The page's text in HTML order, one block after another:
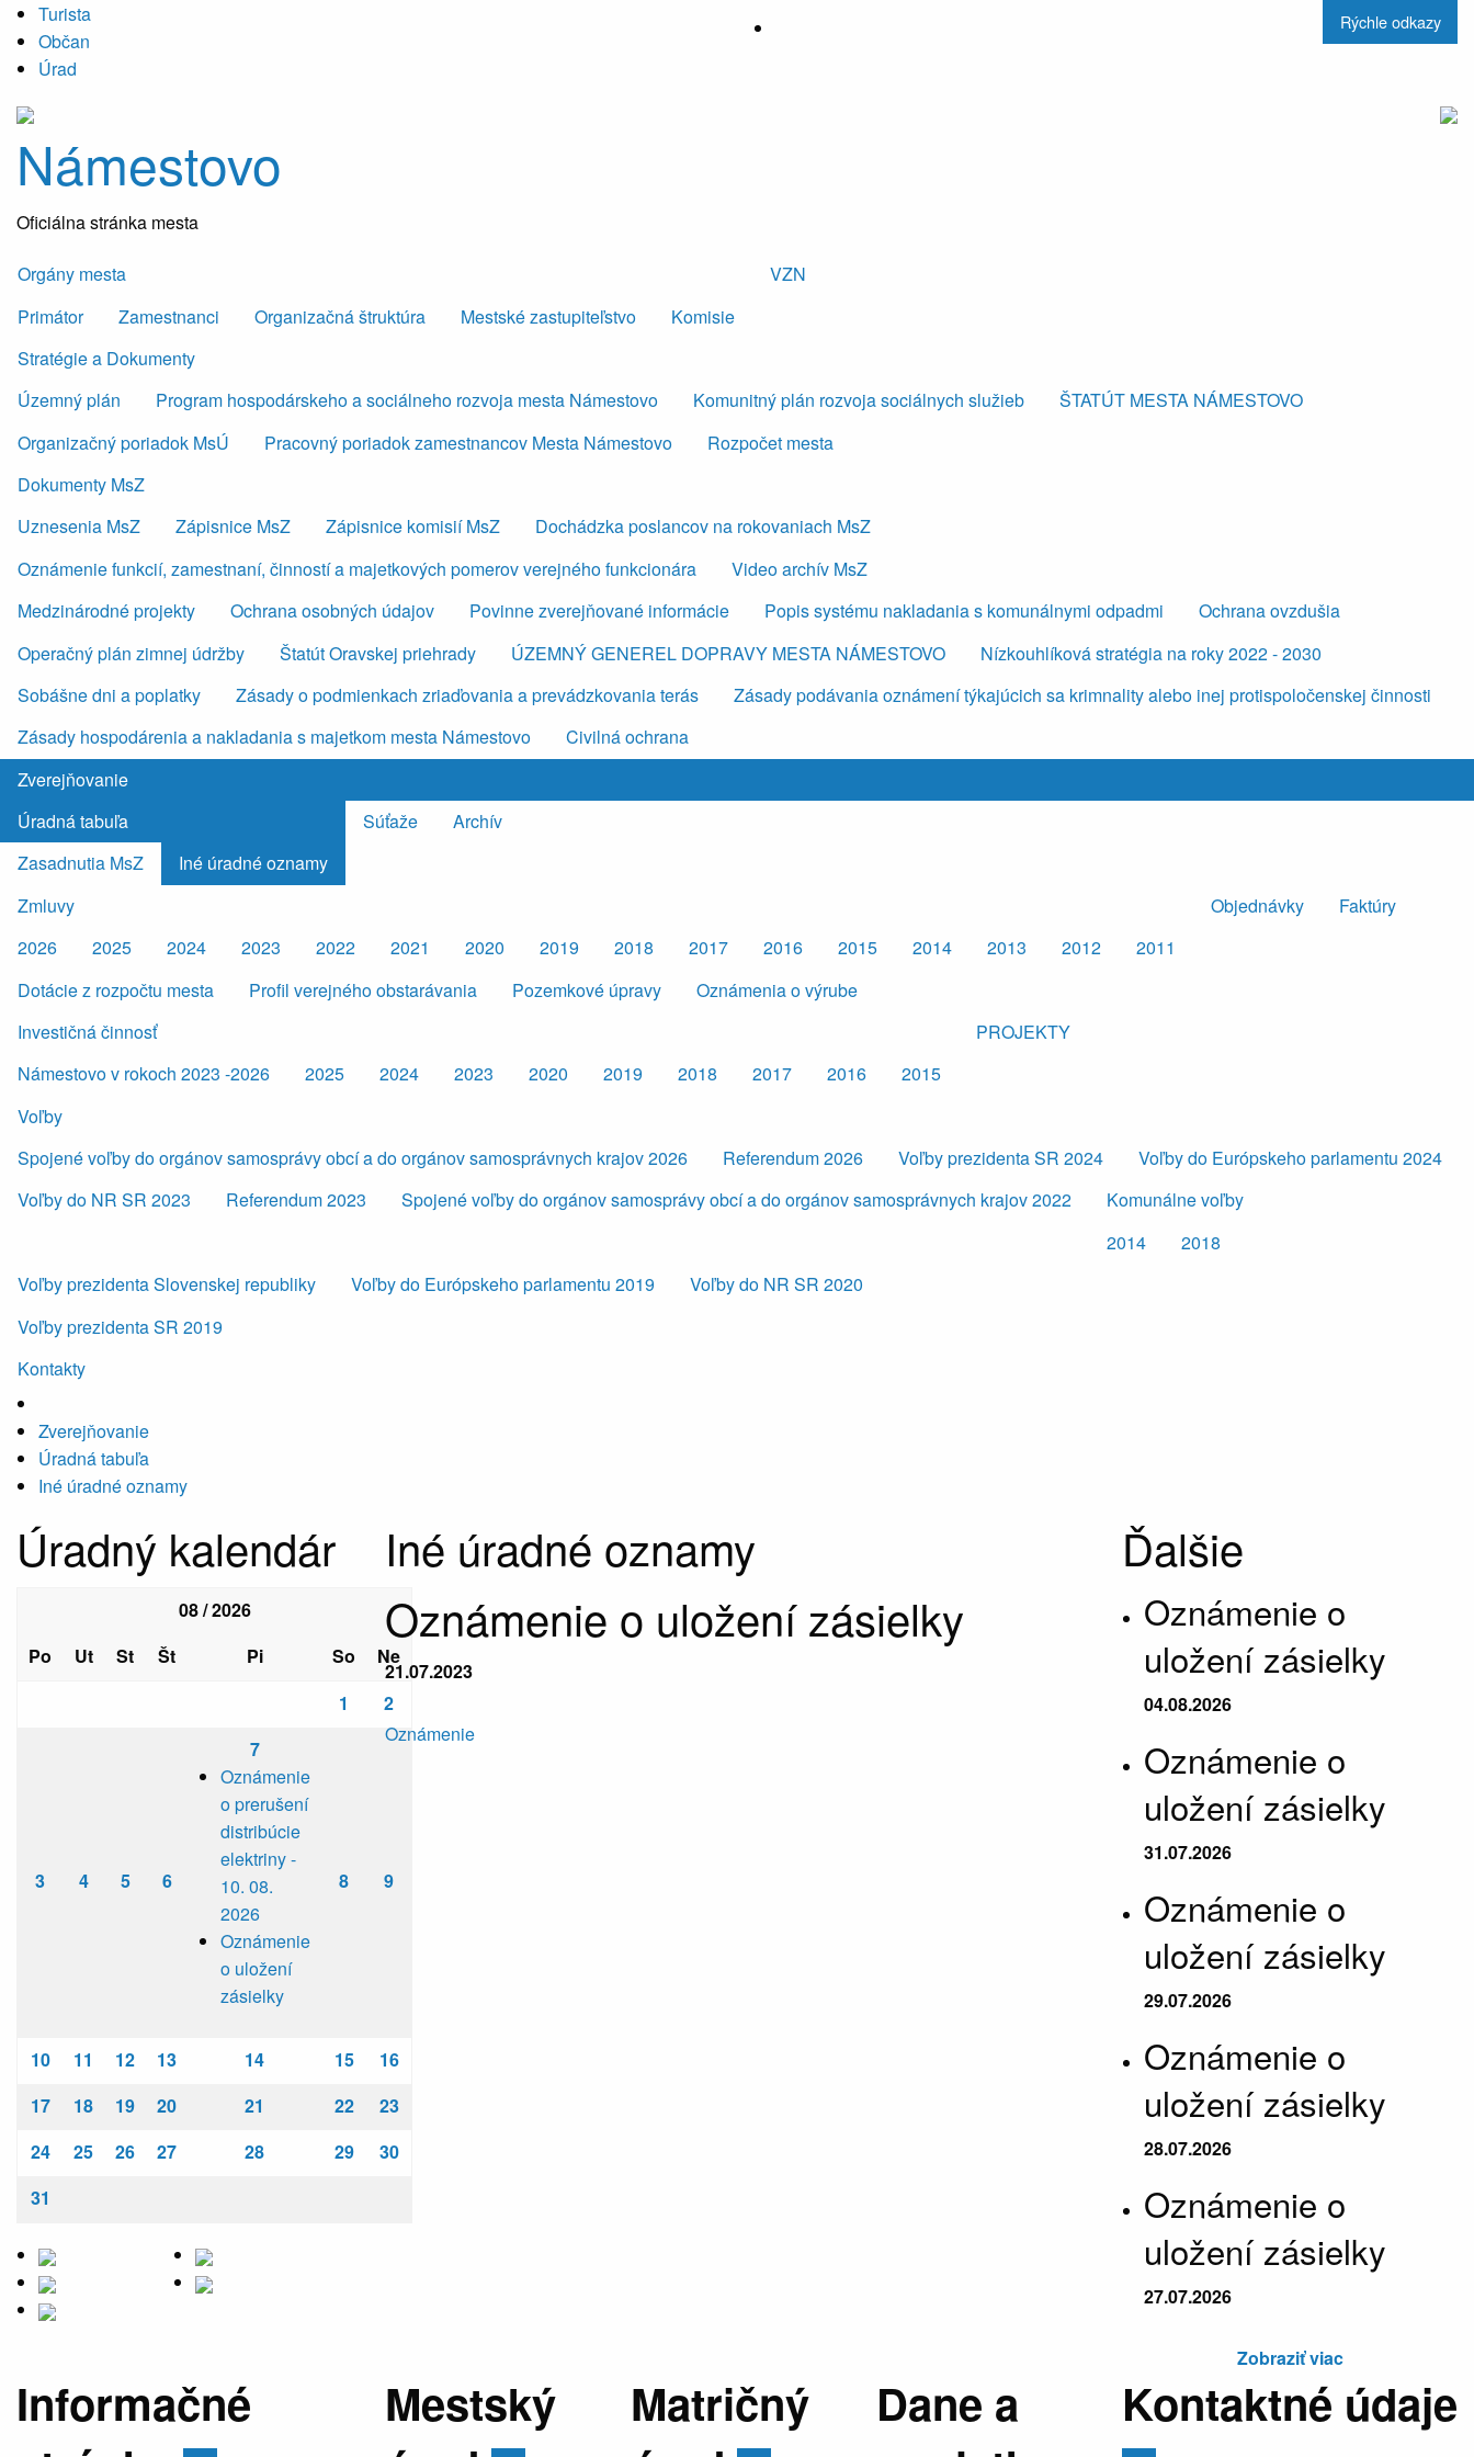
Turista
Občan
Úrad
Rýchle odkazy
Námestovo
Oficiálna stránka mesta
Orgány mesta
Primátor
Zamestnanci Organizačná štruktúra Mestské zastupiteľstvo Komisie
VZN
Stratégie a Dokumenty
Územný plán
Program hospodárskeho a sociálneho rozvoja mesta Námestovo Komunitný plán rozvoja sociálnych služieb
ŠTATÚT MESTA NÁMESTOVO
Organizačný poriadok MsÚ
Pracovný poriadok zamestnancov Mesta Námestovo
Rozpočet mesta
Dokumenty MsZ
Uznesenia MsZ
Zápisnice MsZ Zápisnice komisií MsZ
Dochádzka poslancov na rokovaniach MsZ
Oznámenie funkcií, zamestnaní, činností a majetkových pomerov verejného funkcionára
Video archív MsZ
Medzinárodné projekty
Ochrana osobných údajov Povinne zverejňované informácie Popis systému nakladania s komunálnymi odpadmi
Ochrana ovzdušia
Operačný plán zimnej údržby
Štatút Oravskej priehrady ÚZEMNÝ GENEREL DOPRAVY MESTA NÁMESTOVO
Nízkouhlíková stratégia na roky 2022 - 2030
Sobášne dni a poplatky
Zásady o podmienkach zriaďovania a prevádzkovania terás
Zásady podávania oznámení týkajúcich sa krimnality alebo inej protispoločenskej činnosti
Zásady hospodárenia a nakladania s majetkom mesta Námestovo
Civilná ochrana
Zverejňovanie
Úradná tabuľa
Zasadnutia MsZ
Iné úradné oznamy
Súťaže Archív
Zmluvy
2026
2025 2024 2023 2022 2021 2020 2019 2018 2017 2016 2015 2014 2013 2012 2011
Objednávky Faktúry
Dotácie z rozpočtu mesta Profil verejného obstarávania Pozemkové úpravy
Oznámenia o výrube
Investičná činnosť
Námestovo v rokoch 2023 -2026
2025 2024 2023 2020 2019 2018 2017 2016 2015
PROJEKTY
Voľby
Spojené voľby do orgánov samosprávy obcí a do orgánov samosprávnych krajov 2026
Referendum 2026 Voľby prezidenta SR 2024
Voľby do Európskeho parlamentu 2024
Voľby do NR SR 2023
Referendum 2023 Spojené voľby do orgánov samosprávy obcí a do orgánov samosprávnych krajov 2022
Komunálne voľby
2014
2018
Voľby prezidenta Slovenskej republiky
Voľby prezidenta SR 2019
Voľby do Európskeho parlamentu 2019 Voľby do NR SR 2020
Kontakty
Zverejňovanie
Úradná tabuľa
Iné úradné oznamy
Úradný kalendár
08 / 2026
Po
Ut St Št Pi So
Ne
1
2
3 4 5 6
7
Oznámenie
o prerušení
distribúcie
elektriny -
10. 08.
2026
Oznámenie
o uložení
zásielky
8 9
10 11 12 13 14 15
16
17
18 19 20 21 22
23
24
25 26 27 28 29
30
31
Iné úradné oznamy
Oznámenie o uložení zásielky
21.07.2023
Oznámenie
Ďalšie
Oznámenie o
uložení zásielky
04.08.2026
Oznámenie o
uložení zásielky
31.07.2026
Oznámenie o
uložení zásielky
29.07.2026
Oznámenie o
uložení zásielky
28.07.2026
Oznámenie o
uložení zásielky
27.07.2026
Zobraziť viac
Informačné
Mestský
Matričný
Dane a
Kontaktné údaje